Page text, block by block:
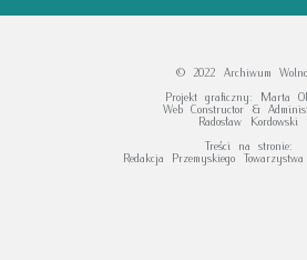
© 2022 Archiwum
Projekt graficzny: Marta
Web Constructor &
Radosław Kordowski
Treści na stronie:
Redakcja Przemyskiego